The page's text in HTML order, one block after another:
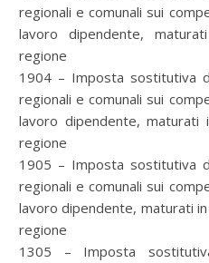
regionali e comunali sui
lavoro dipendente,
regione
1904 – Imposta sostitutiva
regionali e comunali sui
lavoro dipendente, maturati
regione
1905 – Imposta sostitutiva
regionali e comunali sui
lavoro dipendente, maturati
regione
1305 – Imposta